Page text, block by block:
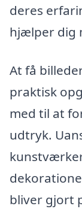
deres
hjælper dig
At få
praktisk
med til at
udtryk.
bliver gjort